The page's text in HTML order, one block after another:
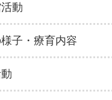
動
子・療育内容